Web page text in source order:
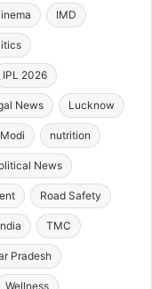
IMD
IPL 2026
News Lucknow
nutrition
News
Road Safety
TMC
Pradesh
Wellness